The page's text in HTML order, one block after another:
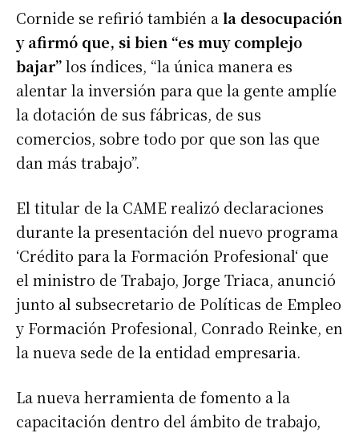
Cornide se refirió también ala desocupación
y afirmó que, si bien “es muy complejo
bajar”los índices, “la única manera es
alentar la inversión para que la gente amplíe
la dotación de sus fábricas, de sus
comercios, sobre todo por que son las que
dan más trabajo”.
El titular de la CAME realizó declaraciones
durante la presentación del nuevo programa
‘Crédito para la Formación Profesional‘ que
el ministro de Trabajo, Jorge Triaca, anunció
junto al subsecretario de Políticas de Empleo
y Formación Profesional, Conrado Reinke, en
la nueva sede de la entidad empresaria.
La nueva herramienta de fomento a la
capacitación dentro del ámbito de trabajo,